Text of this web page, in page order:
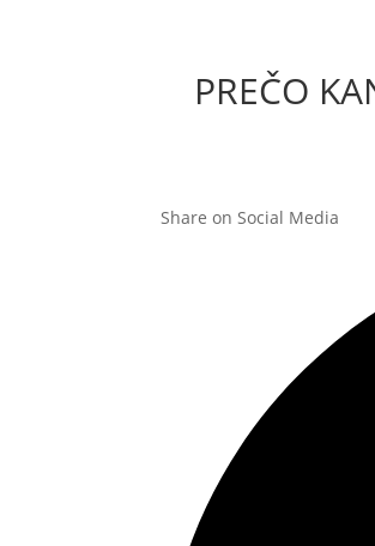
PREČO
Share on Social Media